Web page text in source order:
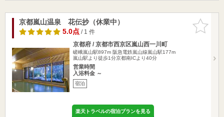
お気に入
りに追加
京都嵐山温泉 花伝抄（休業中）
5.0点/ 1 件
京都府 / 京都市西京区嵐山西一川町
嵯峨嵐山駅897m 阪急電鉄嵐山線嵐山駅177m
嵐山駅より徒歩1分京都南ICより40分
営業時間
入浴料金 ～
宿泊
楽天トラベルの宿泊プランを見る